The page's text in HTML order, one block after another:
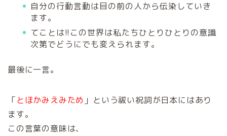
自分の行動言動は目の前の人から伝染していき
ます。
てことは!!この世界は私たちひとりひとりの意識
次第でどうにでも変えられます。
最後に一言。
「とほかみえみため 」という祓い祝詞が日本にはあり
ます。
この言葉の意味は、